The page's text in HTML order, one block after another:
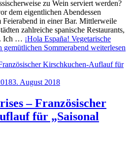
zu Wein serviert werden?
dem eigentlichen Abendessen
in einer Bar. Mittlerweile
zahlreiche spanische Restaurants,
Ich … ¡Hola España! Vegetarische
gemütlichen Sommerabend weiterlesen
3. August 2018
– Französischer
für „Saisonal